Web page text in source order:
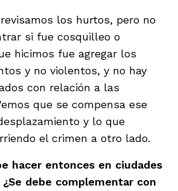
los hurtos, pero no
si fue cosquilleo o
hicimos fue agregar los
y no violentos, y no hay
con relación a las
que se compensa ese
y lo que
el crimen a otro lado.
hacer entonces en ciudades
debe complementar con